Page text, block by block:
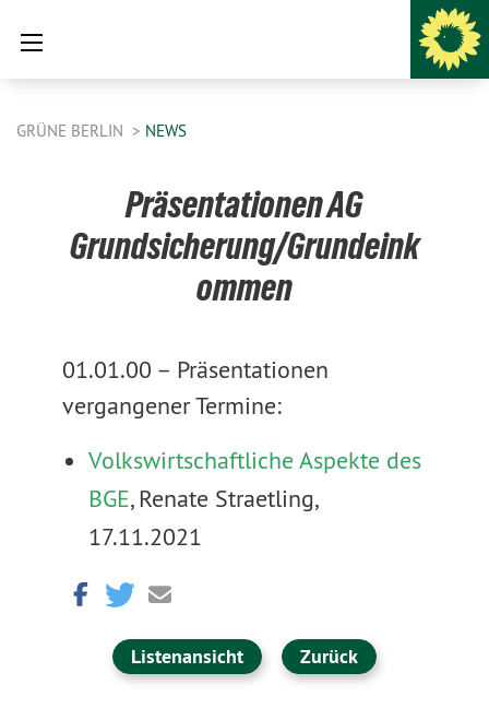
GRÜNE BERLIN NEWS
Präsentationen AG
Grundsicherung/Grundeink
ommen
01.01.00 – Präsentationen
vergangener Termine:
Volkswirtschaftliche Aspekte des
BGE, Renate Straetling,
17.11.2021
Listenansicht Zurück